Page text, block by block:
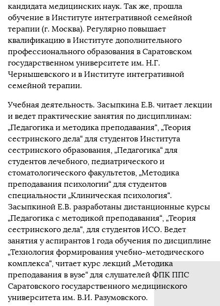
кандидата медицинских наук. Так же, прошла
обучение в Институте интегративной семейной
терапии (г. Москва). Регулярно повышает
квалификацию в Институте дополнительного
профессионального образования в Саратовском
государственном университете им. Н.Г.
Чернышевского и в Институте интегративной
семейной терапии.
Учебная деятельность. Засыпкина Е.В. читает лекции
и ведет практические занятия по дисциплинам:
„Педагогика и методика преподавания“, „Теория
сестринского дела“ для студентов Института
сестринского образования, „Педагогика“ для
студентов лечебного, педиатрического и
стоматологического факультетов, „Методика
преподавания психологии“ для студентов
специальности „Клиническая психология“.
Засыпкиной Е.В. разработаны дистанционные курсы
„Педагогика с методикой преподавания“, „Теория
сестринского дела“, для студентов ИСО. Ведет
занятия у аспирантов 1 года обучения по дисциплине
„Технология формирования учебно-методического
комплекса“, читает курс лекций „Методика
преподавания в вузе“ для слушателей ФПК ППС
Саратовского государственного медицинского
университета им. В.И. Разумовского.